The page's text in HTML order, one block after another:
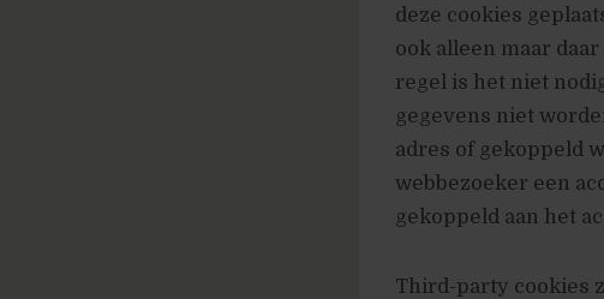
deze cookies
ook alleen maar
regel is het niet
gegevens niet
adres of gekoppeld
webbezoeker een
gekoppeld aan het
Third-party cookies